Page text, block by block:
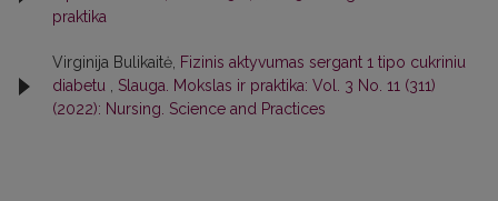
praktika
Virginija Bulikaitė, Fizinis aktyvumas sergant 1 tipo cukriniu
diabetu , Slauga. Mokslas ir praktika: Vol. 3 No. 11 (311)
(2022): Nursing. Science and Practices